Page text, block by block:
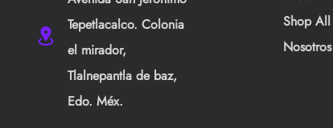
Tepetlacalco. Colonia
el mirador,
Tlalnepantla de baz,
Edo. Méx.
Shop All
Nosotros